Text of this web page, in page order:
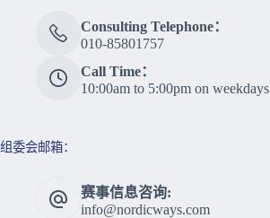
Consulting Telephone：
010-85801757
Call Time：
10:00am to 5:00pm on weekdays
组委会邮箱：
赛事信息咨询:
info@nordicways.com